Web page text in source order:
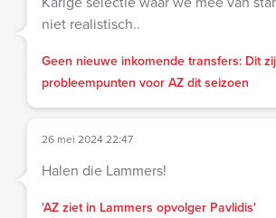
niet realistisch..
Geen nieuwe inkomende transfers: Dit
probleempunten voor AZ dit seizoen
26 mei 2024 22:47
Halen die Lammers!
'AZ ziet in Lammers opvolger Pavlidis'